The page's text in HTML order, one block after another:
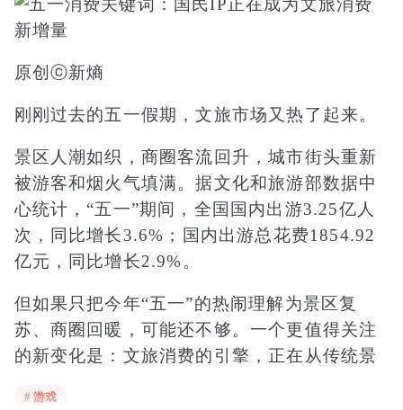
原创ⓒ新熵
刚刚过去的五一假期，文旅市场又热了起来。
景区人潮如织，商圈客流回升，城市街头重新
被游客和烟火气填满。据文化和旅游部数据中
心统计，“五一”期间，全国国内出游3.25亿人
次，同比增长3.6%；国内出游总花费1854.92
亿元，同比增长2.9%。
但如果只把今年“五一”的热闹理解为景区复
苏、商圈回暖，可能还不够。一个更值得关注
的新变化是：文旅消费的引擎，正在从传统景
# 游戏